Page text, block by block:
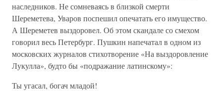
наследников. Не сомневаясь в близкой смерти
Шереметева, Уваров поспешил опечатать его имущество.
А Шереметев выздоровел. Об этом скандале со смехом
говорил весь Петербург. Пушкин напечатал в одном из
московских журналов стихотворение «На выздоровление
Лукулла», будто бы «подражание латинскому»:
Ты угасал, богач младой!